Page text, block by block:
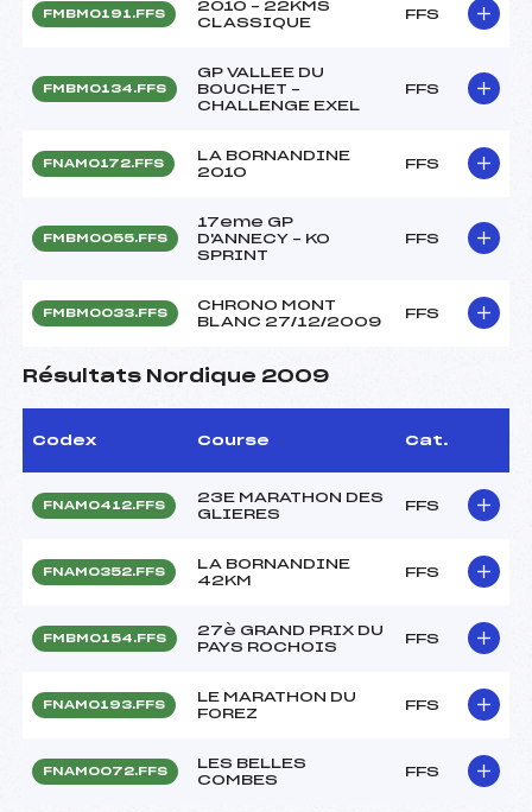
FMBM0191.FFS
2010 – 22KMS
CLASSIQUE
FFS
FMBM0134.FFS
GP VALLEE DU
BOUCHET –
CHALLENGE EXEL
FFS
FNAM0172.FFS
LA BORNANDINE
2010
FFS
FMBM0055.FFS
17eme GP
D'ANNECY – KO
SPRINT
FFS
FMBM0033.FFS
CHRONO MONT
BLANC 27/12/2009
FFS
Résultats Nordique 2009
Codex Course Cat.
FNAM0412.FFS
23E MARATHON DES
GLIERES
FFS
FNAM0352.FFS
LA BORNANDINE
42KM
FFS
FMBM0154.FFS
27è GRAND PRIX DU
PAYS ROCHOIS
FFS
FNAM0193.FFS
LE MARATHON DU
FOREZ
FFS
FNAM0072.FFS
LES BELLES
COMBES
FFS